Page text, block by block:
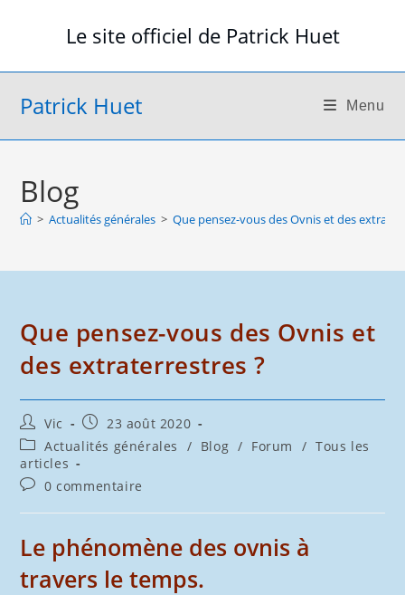
Le site officiel de Patrick Huet
Patrick Huet Menu
Blog
> Actualités générales > Que pensez-vous des Ovnis et des
Que pensez-vous des Ovnis et
des extraterrestres ?
Auteur/autrice
de
la
publication :
Vic
Publication
publiée :
23 août 2020
Post
category:
Actualités générales / Blog / Forum / Tous les
articles
Commentaires
la
publication :
0 commentaire
Le phénomène des ovnis à
travers le temps.